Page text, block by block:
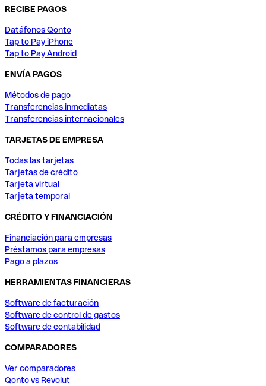
RECIBE PAGOS
Datáfonos Qonto
Tap to Pay iPhone
Tap to Pay Android
ENVÍA PAGOS
Métodos de pago
Transferencias inmediatas
Transferencias internacionales
TARJETAS DE EMPRESA
Todas las tarjetas
Tarjetas de crédito
Tarjeta virtual
Tarjeta temporal
CRÉDITO Y FINANCIACIÓN
Financiación para empresas
Préstamos para empresas
Pago a plazos
HERRAMIENTAS FINANCIERAS
Software de facturación
Software de control de gastos
Software de contabilidad
COMPARADORES
Ver comparadores
Qonto vs Revolut